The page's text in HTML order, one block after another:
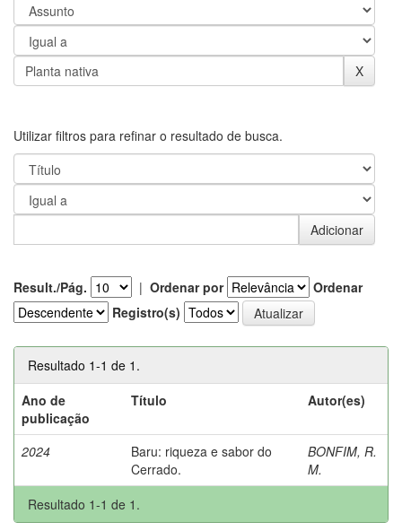
Utilizar filtros para refinar o resultado de busca.
Result./Pág. | Ordenar por
Ordenar
Registro(s)
Resultado 1-1 de 1.
Ano de
publicação
Título Autor(es)
2024
Baru: riqueza e sabor do
Cerrado.
BONFIM, R.
M.
Resultado 1-1 de 1.